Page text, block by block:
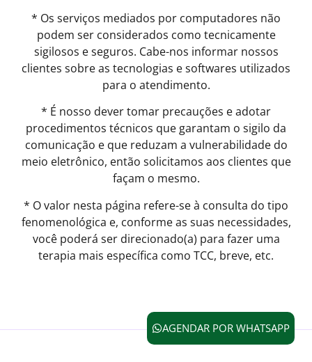
* Os serviços mediados por computadores não
podem ser considerados como tecnicamente
sigilosos e seguros. Cabe-nos informar nossos
clientes sobre as tecnologias e softwares utilizados
para o atendimento.
* É nosso dever tomar precauções e adotar
procedimentos técnicos que garantam o sigilo da
comunicação e que reduzam a vulnerabilidade do
meio eletrônico, então solicitamos aos clientes que
façam o mesmo.
* O valor nesta página refere-se à consulta do tipo
fenomenológica e, conforme as suas necessidades,
você poderá ser direcionado(a) para fazer uma
terapia mais específica como TCC, breve, etc.
AGENDAR POR WHATSAPP